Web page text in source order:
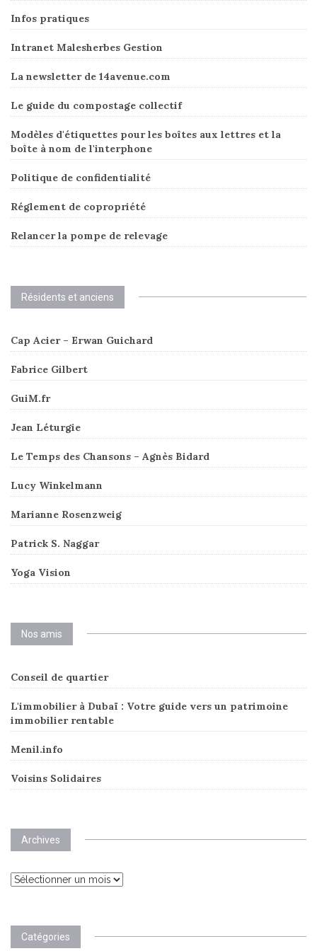
Infos pratiques
Intranet Malesherbes Gestion
La newsletter de 14avenue.com
Le guide du compostage collectif
Modèles d'étiquettes pour les boîtes aux lettres et la
boîte à nom de l'interphone
Politique de confidentialité
Réglement de copropriété
Relancer la pompe de relevage
Résidents et anciens
Cap Acier – Erwan Guichard
Fabrice Gilbert
GuiM.fr
Jean Léturgie
Le Temps des Chansons – Agnès Bidard
Lucy Winkelmann
Marianne Rosenzweig
Patrick S. Naggar
Yoga Vision
Nos amis
Conseil de quartier
L'immobilier à Dubaï : Votre guide vers un patrimoine
immobilier rentable
Menil.info
Voisins Solidaires
Archives
Archives
Catégories